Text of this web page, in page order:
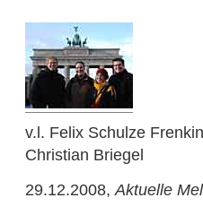
v.l. Felix Schulze
Christian Briegel
29.12.2008,Aktuelle